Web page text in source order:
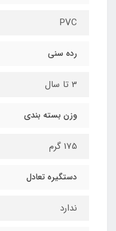
PVC
رده سنی
3 تا سال
وزن بسته بندی
175 گرم
دستگیره تعادل
ندارد